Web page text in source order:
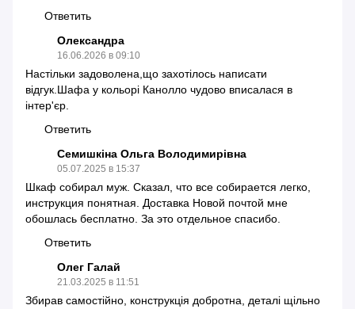
Ответить
Олександра
16.06.2026 в 09:10
Настільки задоволена,що захотілось написати
відгук.Шафа у кольорі Канолло чудово вписалася в
інтер'єр.
Ответить
Семишкіна Ольга Володимирівна
05.07.2025 в 15:37
Шкаф собирал муж. Сказал, что все собирается легко,
инструкция понятная. Доставка Новой почтой мне
обошлась бесплатно. За это отдельное спасибо.
Ответить
Олег Галай
21.03.2025 в 11:51
Збирав самостійно, конструкція добротна, деталі щільно